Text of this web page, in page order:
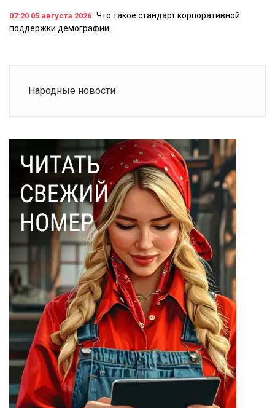
07:20 05 августа 2026 Что такое стандарт корпоративной
поддержки демографии
Народные новости